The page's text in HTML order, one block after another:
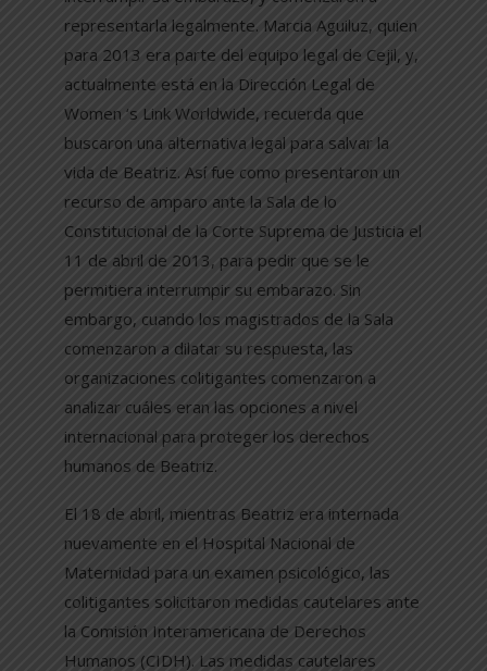
representarla legalmente. Marcia Aguiluz, quien
para 2013 era parte del equipo legal de Cejil, y,
actualmente está en la Dirección Legal de
Women ‘s Link Worldwide, recuerda que
buscaron una alternativa legal para salvar la
vida de Beatriz. Así fue como presentaron un
recurso de amparo ante la Sala de lo
Constitucional de la Corte Suprema de Justicia el
11 de abril de 2013, para pedir que se le
permitiera interrumpir su embarazo. Sin
embargo, cuando los magistrados de la Sala
comenzaron a dilatar su respuesta, las
organizaciones colitigantes comenzaron a
analizar cuáles eran las opciones a nivel
internacional para proteger los derechos
humanos de Beatriz.
El 18 de abril, mientras Beatriz era internada
nuevamente en el Hospital Nacional de
Maternidad para un examen psicológico, las
colitigantes solicitaron medidas cautelares ante
la Comisión Interamericana de Derechos
Humanos (CIDH). Las medidas cautelares